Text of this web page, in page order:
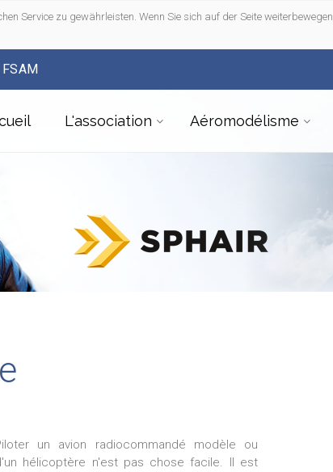
Service zu gewährleisten. Wenn Sie sich auf der Seite weiterbewegen
L'association Aéromodélisme
un avion radiocommandé modèle ou
hélicoptère n'est pas chose facile. Il est